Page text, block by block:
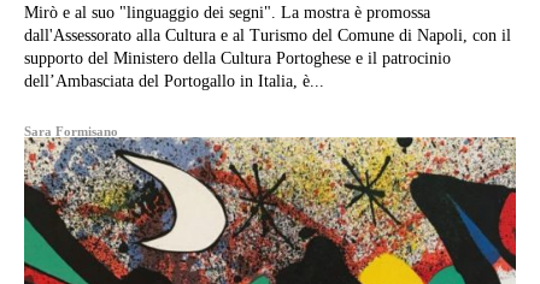
Mirò e al suo "linguaggio dei segni". La mostra è promossa
dall'Assessorato alla Cultura e al Turismo del Comune di Napoli, con il
supporto del Ministero della Cultura Portoghese e il patrocinio
dell’Ambasciata del Portogallo in Italia, è...
Sara Formisano